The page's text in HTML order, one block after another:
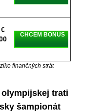
CHCEM BONUS
finančných strát
trati
šampionát